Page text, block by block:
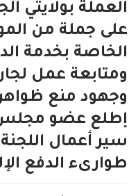
العملة بولايتي
على جملة من
الخاصة بخدمة
ومتابعة عمل
وجهود منع ظواهر
إطلع عضو مجلس
سير أعمال
طوارىء الدفع